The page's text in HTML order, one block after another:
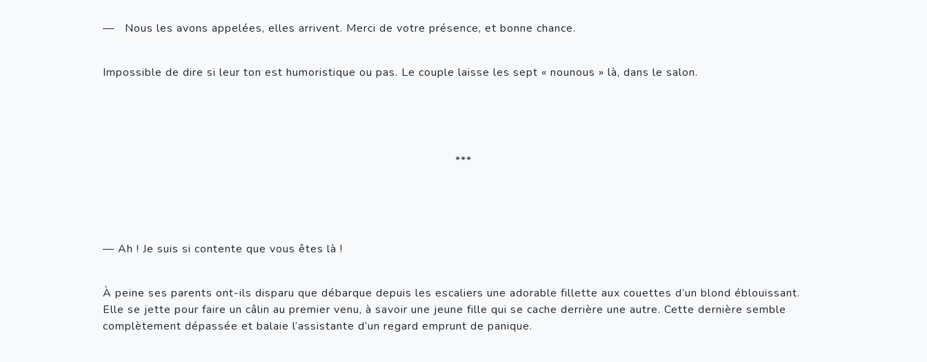
—   Nous les avons appelées, elles arrivent. Merci de votre présence, et bonne chance.
Impossible de dire si leur ton est humoristique ou pas. Le couple laisse les sept « nounous » là, dans le salon.
***
— Ah ! Je suis si contente que vous êtes là !
À peine ses parents ont-ils disparu que débarque depuis les escaliers une adorable fillette aux couettes d’un blond éblouissant.
Elle se jette pour faire un câlin au premier venu, à savoir une jeune fille qui se cache derrière une autre. Cette dernière semble
complètement dépassée et balaie l’assistante d’un regard emprunt de panique.